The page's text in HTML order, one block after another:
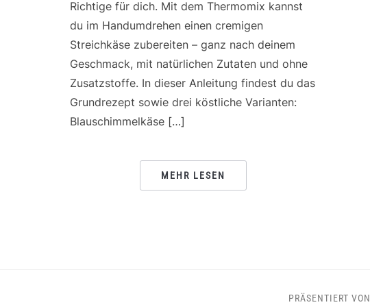
Richtige für dich. Mit dem Thermomix kannst
du im Handumdrehen einen cremigen
Streichkäse zubereiten – ganz nach deinem
Geschmack, mit natürlichen Zutaten und ohne
Zusatzstoffe. In dieser Anleitung findest du das
Grundrezept sowie drei köstliche Varianten:
Blauschimmelkäse […]
MEHR LESEN
PRÄSENTIERT VON